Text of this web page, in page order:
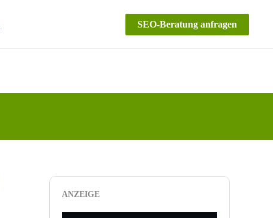
SEO-Beratung anfragen
ANZEIGE